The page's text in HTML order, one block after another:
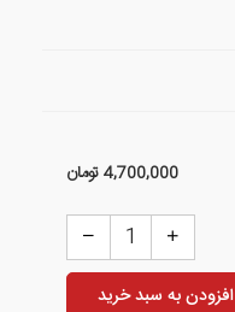
4,700,000تومان
افزودن به سبد خرید